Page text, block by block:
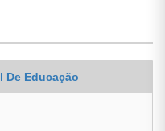
De Educação